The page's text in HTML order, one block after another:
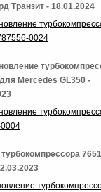
Транзит - 18.01.2024
0024
Mercedes GL350 -